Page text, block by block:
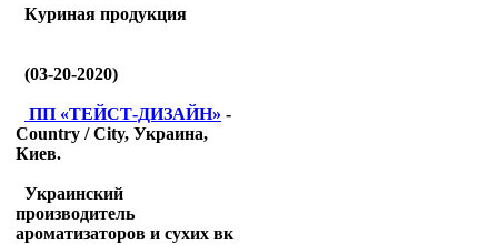
Куриная продукция
(03-20-2020)
ПП «ТЕЙСТ-ДИЗАЙН» -
Country / City, Украина,
Киев.
Украинский
производитель
ароматизаторов и сухих вк